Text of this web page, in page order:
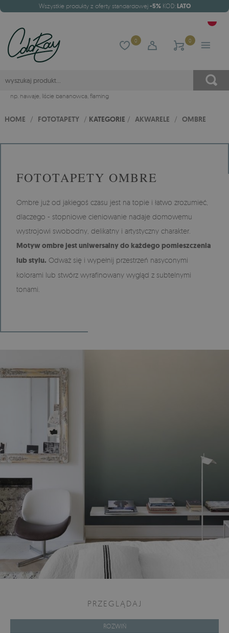
Wszystkie produkty z oferty standardowej -5%KOD:LATO
0 0
np. hawaje, liście bananowca, flaming
HOME / FOTOTAPETY / KATEGORIE / AKWARELE / OMBRE
FOTOTAPETY OMBRE
Ombre już od jakiegoś czasu jest na topie i łatwo zrozumieć,
dlaczego - stopniowe cieniowanie nadaje domowemu
wystrojowi swobodny, delikatny i artystyczny charakter.
Motyw ombre jest uniwersalny do każdego pomieszczenia
lub stylu. Odważ się i wypełnij przestrzeń nasyconymi
kolorami lub stwórz wyrafinowany wygląd z subtelnymi
tonami.
PRZEGLĄDAJ
ROZWIŃ